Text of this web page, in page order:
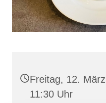
Freitag, 12.
11:30 Uhr